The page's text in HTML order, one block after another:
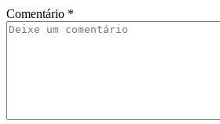
Comentário *